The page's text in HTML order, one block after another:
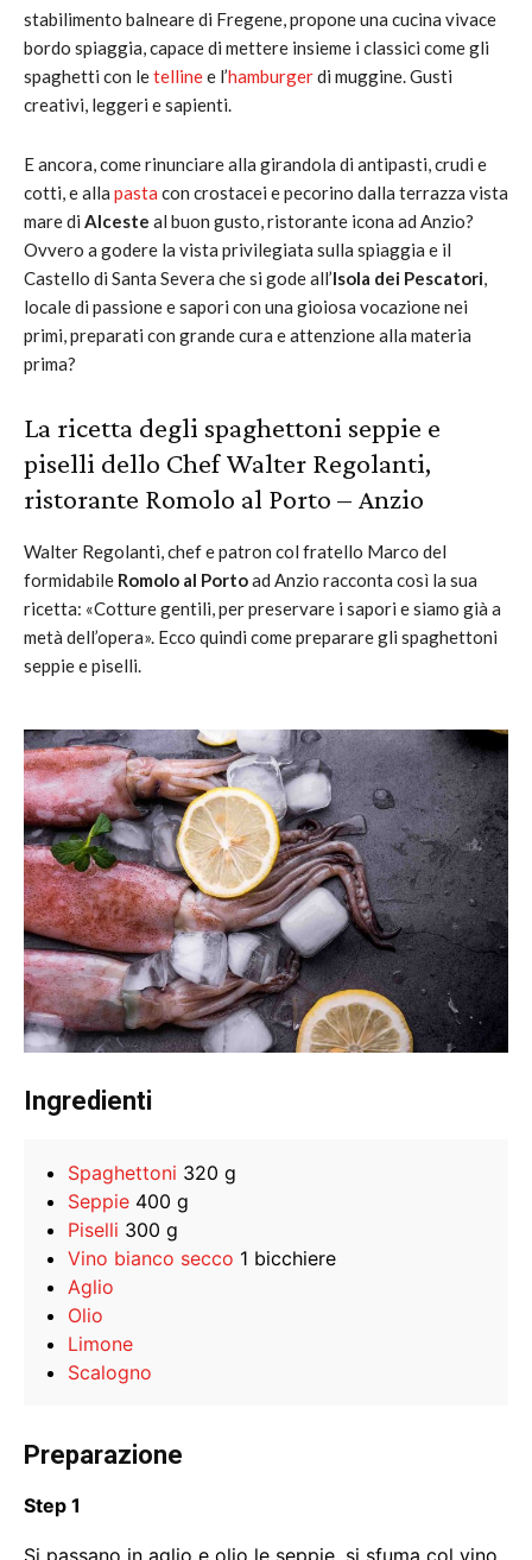
stabilimento balneare di Fregene, propone una cucina vivace
bordo spiaggia, capace di mettere insieme i classici come gli
spaghetti con letellinee l’hamburgerdi muggine. Gusti
creativi, leggeri e sapienti.
E ancora, come rinunciare alla girandola di antipasti, crudi e
cotti, e alla pasta con crostacei e pecorino dalla terrazza vista
mare di Alceste al buon gusto, ristorante icona ad Anzio?
Ovvero a godere la vista privilegiata sulla spiaggia e il
Castello di Santa Severa che si gode all’Isola dei Pescatori,
locale di passione e sapori con una gioiosa vocazione nei
primi, preparati con grande cura e attenzione alla materia
prima?
La ricetta degli spaghettoni seppie e
piselli dello Chef Walter Regolanti,
ristorante Romolo al Porto – Anzio
Walter Regolanti, chef e patron col fratello Marco del
formidabile Romolo al Portoad Anzio racconta così la sua
ricetta: «Cotture gentili, per preservare i sapori e siamo già a
metà dell’opera». Ecco quindi come preparare gli spaghettoni
seppie e piselli.
Ingredienti
Spaghettoni 320 g
Seppie 400 g
Piselli 300 g
Vino bianco secco 1 bicchiere
Aglio
Olio
Limone
Scalogno
Preparazione
Step 1
Si passano in aglio e olio le seppie, si sfuma col vino